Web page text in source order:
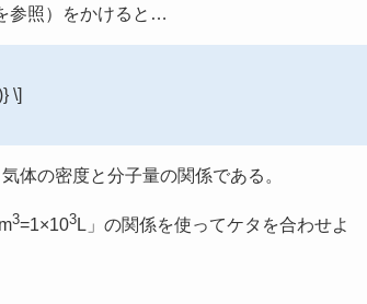
参照）をかけると…
\]
体の密度と分子量の関係である。
3=1×103 L」の関係を使ってケタを合わせよ